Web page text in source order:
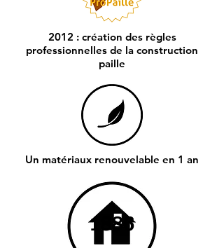
2012 : création des règles
professionnelles de la construction
paille
Un matériaux renouvelable en 1 an
1886